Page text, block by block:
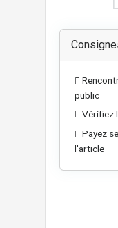
public
Vérifiez
Payez
l'article